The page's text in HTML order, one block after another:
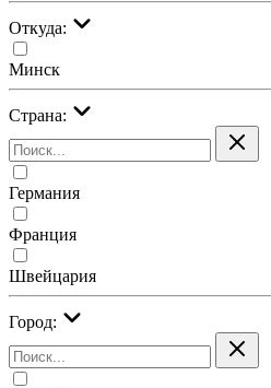
Откуда:
Минск
Страна:
Германия
Франция
Швейцария
Город: